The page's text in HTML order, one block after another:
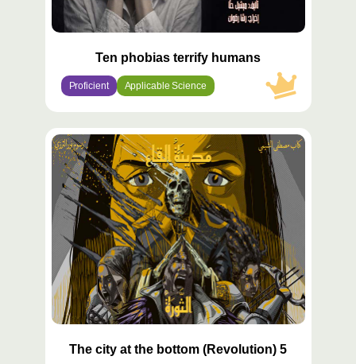
Ten phobias terrify humans
Proficient Applicable Science
محتوى
مميّز
The city at the bottom (Revolution) 5